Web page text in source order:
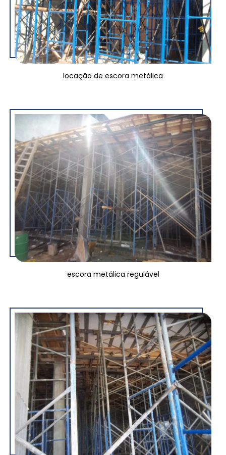
locação de escora metálica
escora metálica regulável